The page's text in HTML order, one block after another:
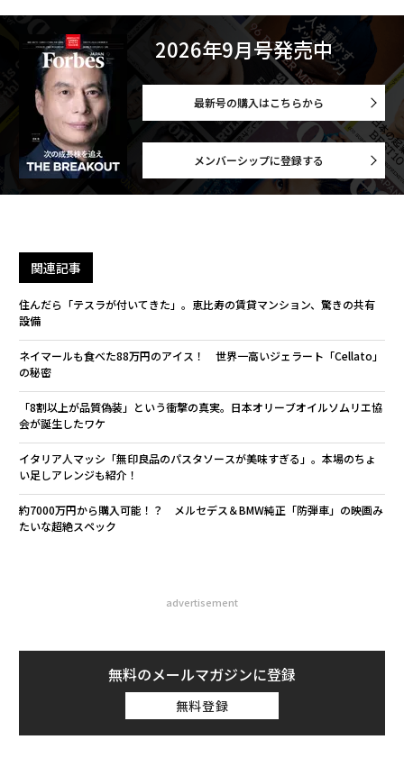
2026年9月号発売中
最新号の購入はこちらから
メンバーシップに登録する
関連記事
住んだら「テスラが付いてきた」。恵比寿の賃貸マンション、驚きの共有
設備
ネイマールも食べた88万円のアイス！ 世界一高いジェラート「Cellato」
の秘密
「8割以上が品質偽装」という衝撃の真実。日本オリーブオイルソムリエ協
会が誕生したワケ
イタリア人マッシ「無印良品のパスタソースが美味すぎる」。本場のちょ
い足しアレンジも紹介！
約7000万円から購入可能！？ メルセデス＆BMW純正「防弾車」の映画み
たいな超絶スペック
advertisement
無料のメールマガジンに登録
無料登録